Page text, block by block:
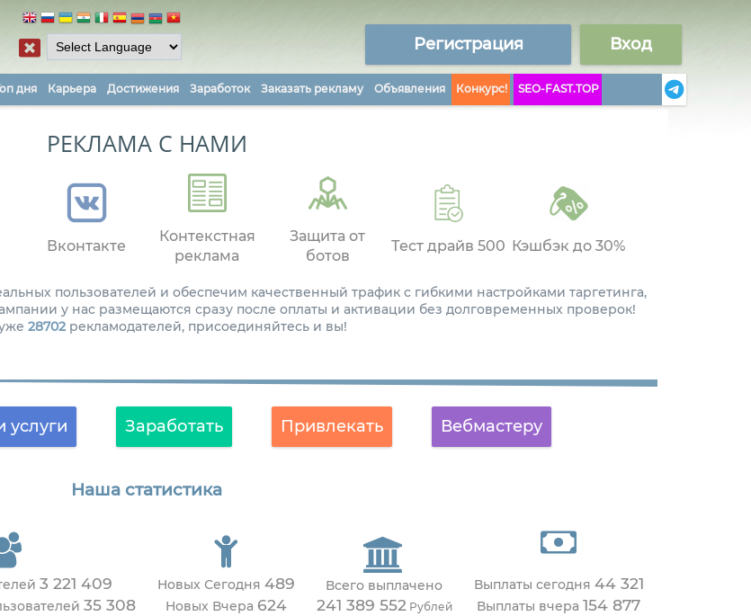
Регистрация Вход
дня Карьера Достижения Заработок Заказать рекламу Объявления Конкурс! SEO-FAST.TOP
РЕКЛАМА С НАМИ
Вконтакте
Контекстная
реклама
Защита от
ботов
Тест драйв 500 Кэшбэк до 30%
пользователей и обеспечим качественный трафик с гибкими настройками таргетинга,
у нас размещаются сразу после оплаты и активации без долговременных проверок!
28702рекламодателей, присоединяйтесь и вы!
услуги Заработать Привлекать Вебмастеру
Наша статистика
3 221 409
35 308
Новых Сегодня 489
Новых Вчера 624
Всего выплачено
241 389 552Рублей
Выплаты сегодня 44 321
Выплаты вчера 154 877